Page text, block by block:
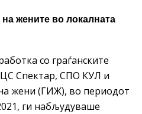
жените во локалната
со граѓанските
Спектар, СПО КУЛ и
жени (ГИЖ), во периодот
ги набљудуваше